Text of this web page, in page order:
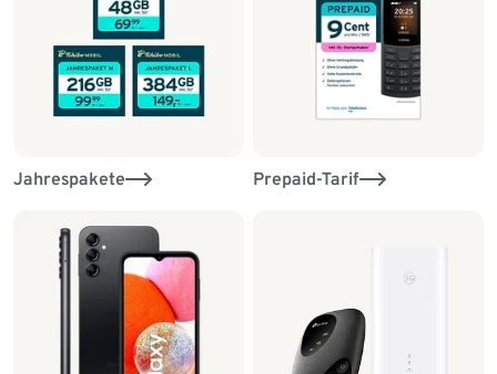
Jahrespakete Prepaid-Tarif